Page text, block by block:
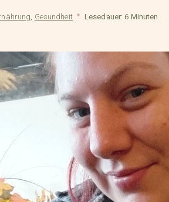
, Gesundheit Lesedauer: 6 Minuten